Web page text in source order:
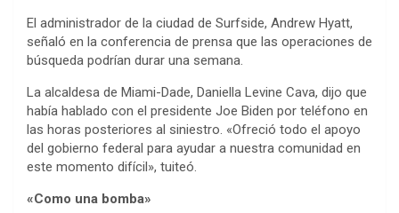
El administrador de la ciudad de Surfside, Andrew Hyatt,
señaló en la conferencia de prensa que las operaciones de
búsqueda podrían durar una semana.
La alcaldesa de Miami-Dade, Daniella Levine Cava, dijo que
había hablado con el presidente Joe Biden por teléfono en
las horas posteriores al siniestro. «Ofreció todo el apoyo
del gobierno federal para ayudar a nuestra comunidad en
este momento difícil», tuiteó.
«Como una bomba»